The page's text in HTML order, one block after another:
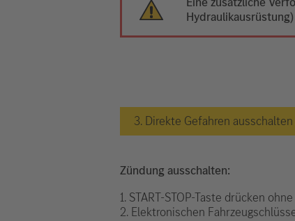
3. Direkte Gefahren
Zündung ausschalten:
1. START-STOP-Taste drücken
2. Elektronischen